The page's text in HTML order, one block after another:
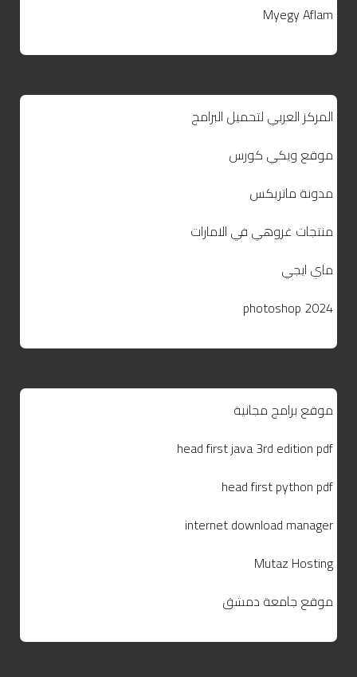
Myegy Aflam
المركز العربي لتحميل البرامج
موقع ويكي كورس
مدونة ماتريكس
منتجات غروهي في الامارات
ماي ايجي
photoshop 2024
موقع برامج مجانية
head first java 3rd edition pdf
head first python pdf
internet download manager
Mutaz Hosting
موقع جامعة دمشق